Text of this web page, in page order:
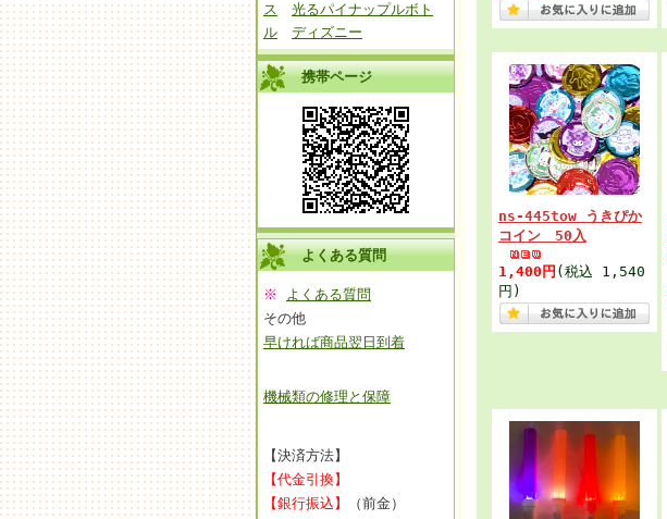
ス
光るパイナップルボト
ル
ディズニー
携帯ページ
よくある質問
※
よくある質問
その他
早ければ商品翌日到着
機械類の修理と保障
【決済方法】
【代金引換】
【銀行振込】
（前金）
ns-445tow うきぴか
コイン 50入
1,400円 (税込 1,540
円)